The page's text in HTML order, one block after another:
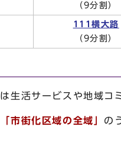
（9分割）
111横大路
（9分割）
は生活サービスや地域コ
「市街化区域の全域」 の